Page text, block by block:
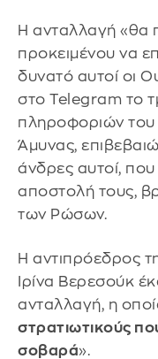
Η ανταλλαγή «θα
προκειμένου να
δυνατό αυτοί οι
στο Telegram το
πληροφοριών του
Άμυνας,
άνδρες αυτοί,
αποστολή τους,
των Ρώσων.
Η αντιπρόεδρος
Ιρίνα Βερεσούκ
ανταλλαγή, η
στρατιωτικούς
σοβαρά».